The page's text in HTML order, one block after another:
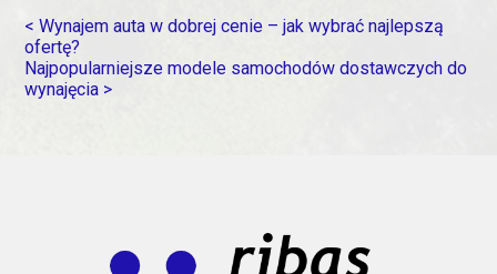
< Wynajem auta w dobrej cenie – jak wybrać najlepszą
ofertę?
Najpopularniejsze modele samochodów dostawczych do
wynajęcia >